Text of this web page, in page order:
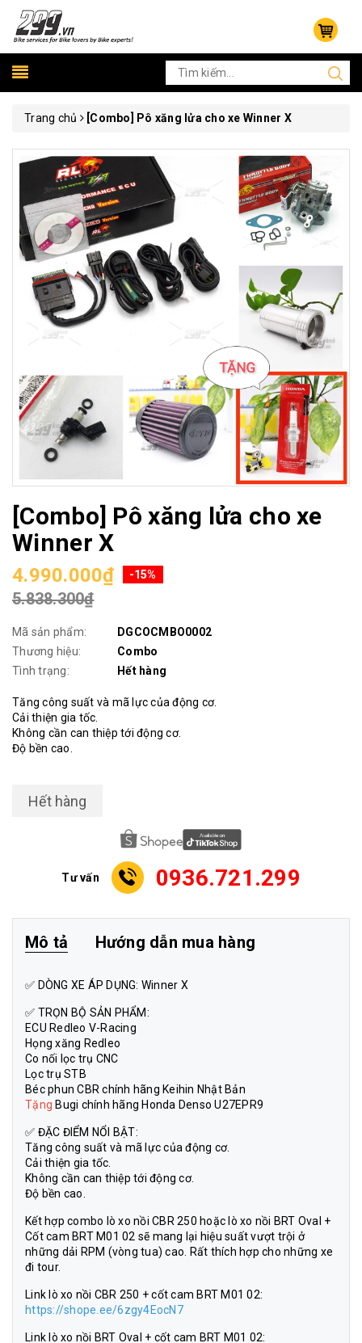
Trang chủ [Combo] Pô xăng lửa cho xe Winner X
[Combo] Pô xăng lửa cho xe
Winner X
4.990.000₫ -15%
5.838.300₫
Mã sản phẩm:
DGCOCMBO0002
Thương hiệu:
Combo
Tình trạng:
Hết hàng
Tăng công suất và mã lực của động cơ.
Cải thiện gia tốc.
Không cần can thiệp tới động cơ.
Độ bền cao.
Hết hàng
Tư vấn 0936.721.299
Mô tả Hướng dẫn mua hàng
✅ DÒNG XE ÁP DỤNG: Winner X
✅ TRỌN BỘ SẢN PHẨM:
ECU Redleo V-Racing
Họng xăng Redleo
Co nối lọc trụ CNC
Lọc trụ STB
Béc phun CBR chính hãng Keihin Nhật Bản
Tặng Bugi chính hãng Honda Denso U27EPR9
✅ ĐẶC ĐIỂM NỔI BẬT:
Tăng công suất và mã lực của động cơ.
Cải thiện gia tốc.
Không cần can thiệp tới động cơ.
Độ bền cao.
Kết hợp combo lò xo nồi CBR 250 hoặc lò xo nồi BRT Oval +
Cốt cam BRT M01 02 sẽ mang lại hiệu suất vượt trội ở
những dải RPM (vòng tua) cao. Rất thích hợp cho những xe
đi tour.
Link lò xo nồi CBR 250 + cốt cam BRT M01 02:
https://shope.ee/6zgy4EocN7
Link lò xo nồi BRT Oval + cốt cam BRT M01 02: